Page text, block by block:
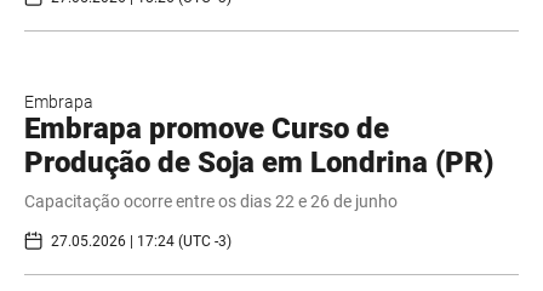
Embrapa
Embrapa promove Curso de
Produção de Soja em Londrina (PR)
Capacitação ocorre entre os dias 22 e 26 de junho
27.05.2026 | 17:24 (UTC -3)